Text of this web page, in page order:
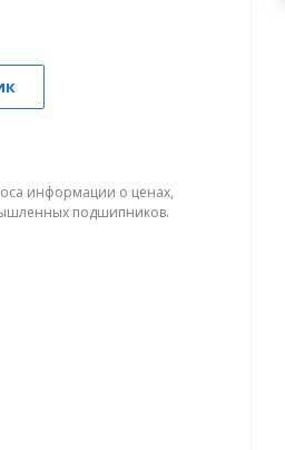
информации о ценах,
подшипников.